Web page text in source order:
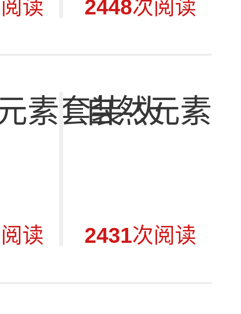
读 2448次阅读
素套装-火
读
自然元素
2431次阅读